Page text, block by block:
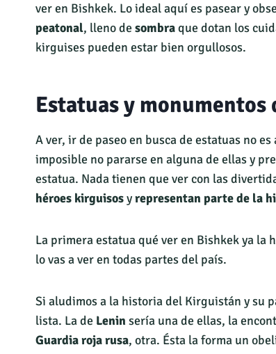
ver en Bishkek. Lo ideal aquí es pasear y
peatonal, lleno de sombraque dotan los
kirguises pueden estar bien orgullosos.
Estatuas y monumentos
A ver, ir de paseo en busca de estatuas no
imposible no pararse en alguna de ellas y
estatua. Nada tienen que ver con las
héroes kirguisosyrepresentan parte de la
La primera estatua qué ver en Bishkek ya la
lo vas a ver en todas partes del país.
Si aludimos a la historia del Kirguistán y su
lista. La de Lenin sería una de ellas, la
Guardia roja rusa, otra. Ésta la forma un